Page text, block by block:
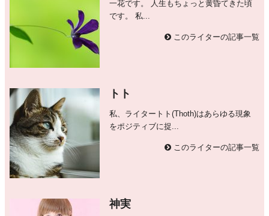
一花です。 人生もちょっと黄昏てきた頃
です。 私...
このライターの記事一覧
トト
私、ライタートト(Thoth)はあらゆる現象
をポジティブに捉...
このライターの記事一覧
神実